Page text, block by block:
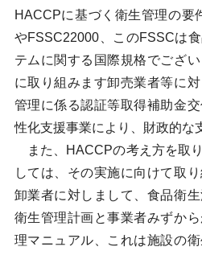
HACCPに基づく衛生管理の要
やFSSC22000、このFSSCは
テムに関する国際規格でござ
に取り組みます卸売業者等に
管理に係る認証等取得補助金
性化支援事業により、財政的な
また、HACCPの考え方を取
しては、その実施に向けて取
卸業者に対しまして、食品衛
衛生管理計画と事業者みずか
理マニュアル、これは施設の